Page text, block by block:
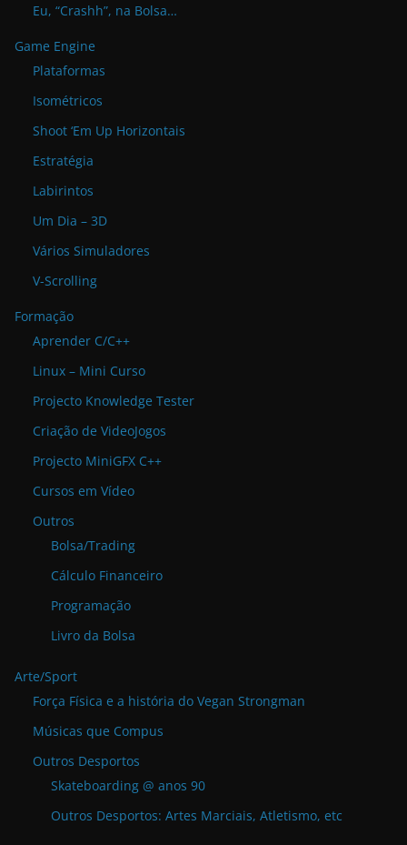
Eu, “Crashh”, na Bolsa…
Game Engine
Plataformas
Isométricos
Shoot ‘Em Up Horizontais
Estratégia
Labirintos
Um Dia – 3D
Vários Simuladores
V-Scrolling
Formação
Aprender C/C++
Linux – Mini Curso
Projecto Knowledge Tester
Criação de VideoJogos
Projecto MiniGFX C++
Cursos em Vídeo
Outros
Bolsa/Trading
Cálculo Financeiro
Programação
Livro da Bolsa
Arte/Sport
Força Física e a história do Vegan Strongman
Músicas que Compus
Outros Desportos
Skateboarding @ anos 90
Outros Desportos: Artes Marciais, Atletismo, etc